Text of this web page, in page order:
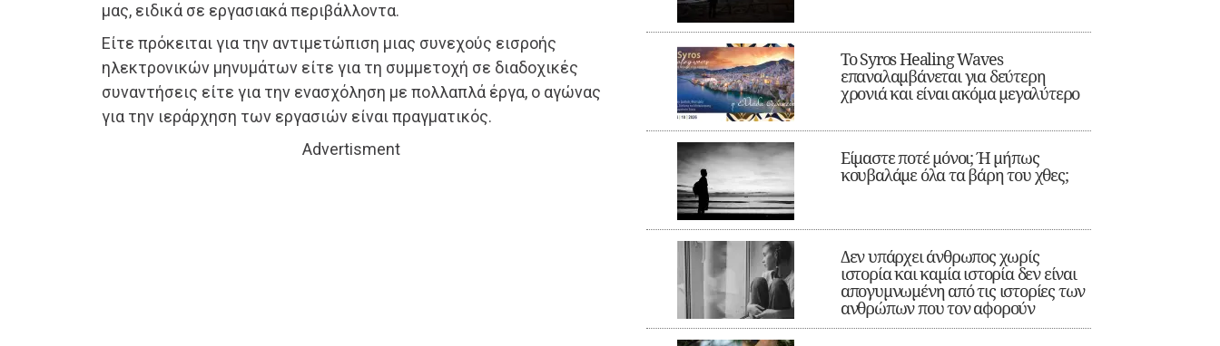
μας, ειδικά σε εργασιακά περιβάλλοντα.
Είτε πρόκειται για την αντιμετώπιση μιας συνεχούς εισροής
ηλεκτρονικών μηνυμάτων είτε για τη συμμετοχή σε διαδοχικές
συναντήσεις είτε για την ενασχόληση με πολλαπλά έργα, ο αγώνας
για την ιεράρχηση των εργασιών είναι πραγματικός.
Advertisment
Το Syros Healing Waves
επαναλαμβάνεται για δεύτερη
χρονιά και είναι ακόμα μεγαλύτερο
Είμαστε ποτέ μόνοι; Ή μήπως
κουβαλάμε όλα τα βάρη του χθες;
Δεν υπάρχει άνθρωπος χωρίς
ιστορία και καμία ιστορία δεν είναι
απογυμνωμένη από τις ιστορίες των
ανθρώπων που τον αφορούν